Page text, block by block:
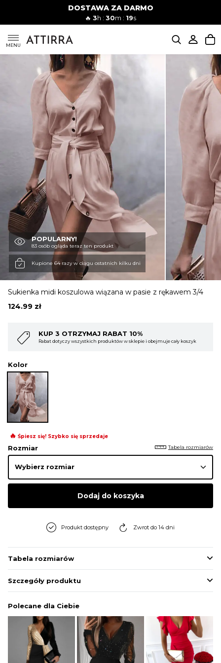
DOSTAWA ZA DARMO
🔥 3h : 30m : 18s
MENU
Mężczyźni
SUKIENKI
KOMBINEZONY
DÓŁ DAMSKIE
STROJE KĄPIELOWE
BLUZKI
OBUWIE
SWETRY
OKRYCIA WIERZCHNIE
POPULARNY!
83 osób ogląda teraz ten produkt
Kupione 64 razy w ciągu ostatnich kilku dni
Sukienka midi koszulowa wiązana w pasie z rękawem 3/4
124.99 zł
i obejmuje cały koszyk
KUP 4 OTRZYMAJ RABAT 15%
Rabat dotyczy wszystkich produktów w sklepie i
Kolor
🔥 Śpiesz się! Szybko się sprzedaje
Rozmiar Tabela rozmiarów
Dodaj do koszyka
Produkt dostępny Zwrot do 14 dni
Tabela rozmiarów
Szczegóły produktu
Polecane dla Ciebie